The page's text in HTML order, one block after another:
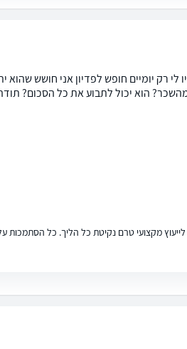
לי רק יומיים חופש לפדיון אני חושש
הוא יכול לתבוע את כל הסכום?
מקצועי טרם נקיטת כל הליך. כל הסתמכות